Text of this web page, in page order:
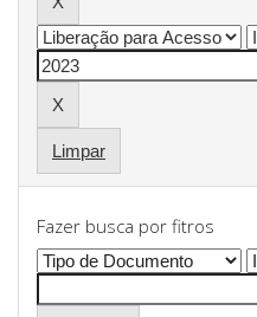
Limpar
Fazer busca por fitros